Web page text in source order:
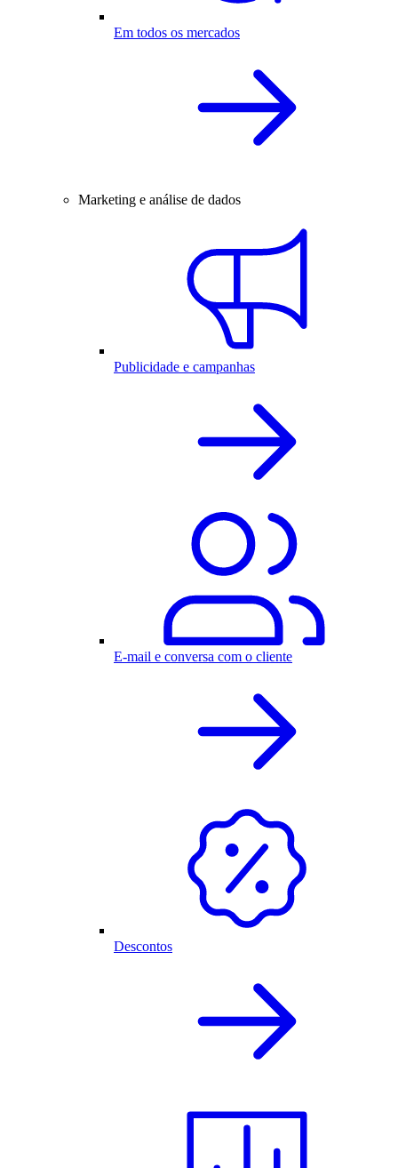
Em todos os mercados
Marketing e análise de dados
Publicidade e campanhas
E-mail e conversa com o cliente
Descontos